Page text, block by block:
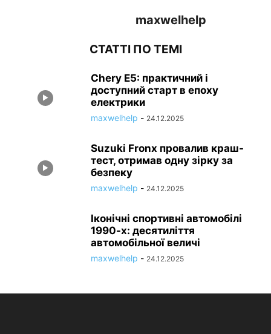
maxwelhelp
СТАТТІ ПО ТЕМІ
Chery E5: практичний і
доступний старт в епоху
електрики
maxwelhelp - 24.12.2025
Suzuki Fronx провалив краш-
тест, отримав одну зірку за
безпеку
maxwelhelp - 24.12.2025
Іконічні спортивні автомобілі
1990-х: десятиліття
автомобільної величі
maxwelhelp - 24.12.2025